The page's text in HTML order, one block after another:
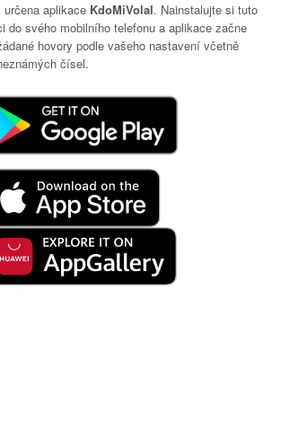
aplikace KdoMiVolal. Nainstalujte si tuto
do svého mobilního telefonu a aplikace začne
hovory podle vašeho nastavení včetně
čísel.